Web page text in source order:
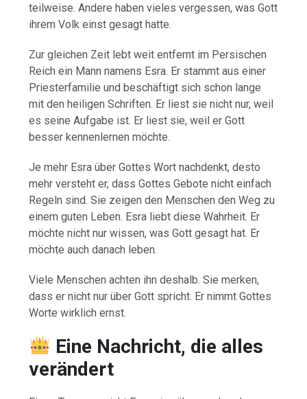
teilweise. Andere haben vieles vergessen, was Gott
ihrem Volk einst gesagt hatte.
Zur gleichen Zeit lebt weit entfernt im Persischen
Reich ein Mann namens Esra. Er stammt aus einer
Priesterfamilie und beschäftigt sich schon lange
mit den heiligen Schriften. Er liest sie nicht nur, weil
es seine Aufgabe ist. Er liest sie, weil er Gott
besser kennenlernen möchte.
Je mehr Esra über Gottes Wort nachdenkt, desto
mehr versteht er, dass Gottes Gebote nicht einfach
Regeln sind. Sie zeigen den Menschen den Weg zu
einem guten Leben. Esra liebt diese Wahrheit. Er
möchte nicht nur wissen, was Gott gesagt hat. Er
möchte auch danach leben.
Viele Menschen achten ihn deshalb. Sie merken,
dass er nicht nur über Gott spricht. Er nimmt Gottes
Worte wirklich ernst.
Eine Nachricht, die alles
verändert